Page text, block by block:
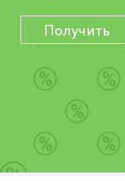
Получить